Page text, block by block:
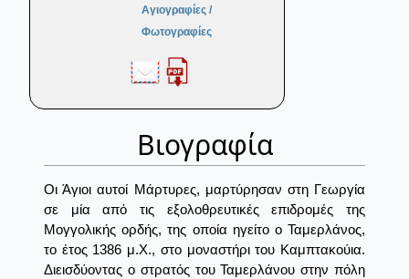
Αγιογραφίες /
Φωτογραφίες
Βιογραφία
Οι Άγιοι αυτοί Μάρτυρες, μαρτύρησαν στη Γεωργία
σε μία από τις εξολοθρευτικές επιδρομές της
Μογγολικής ορδής, της οποία ηγείτο ο Ταμερλάνος,
το έτος 1386 μ.Χ., στο μοναστήρι του Καμπτακούια.
Διεισδύοντας ο στρατός του Ταμερλάνου στην πόλη